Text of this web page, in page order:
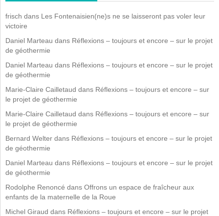
frisch dans Les Fontenaisien(ne)s ne se laisseront pas voler leur
victoire
Daniel Marteau dans Réflexions – toujours et encore – sur le projet
de géothermie
Daniel Marteau dans Réflexions – toujours et encore – sur le projet
de géothermie
Marie-Claire Cailletaud dans Réflexions – toujours et encore – sur
le projet de géothermie
Marie-Claire Cailletaud dans Réflexions – toujours et encore – sur
le projet de géothermie
Bernard Welter dans Réflexions – toujours et encore – sur le projet
de géothermie
Daniel Marteau dans Réflexions – toujours et encore – sur le projet
de géothermie
Rodolphe Renoncé dans Offrons un espace de fraîcheur aux
enfants de la maternelle de la Roue
Michel Giraud dans Réflexions – toujours et encore – sur le projet